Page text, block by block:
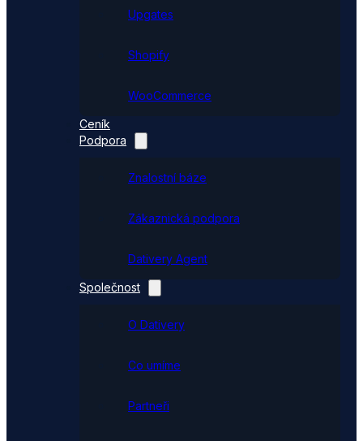
Upgates
Shopify
WooCommerce
Ceník
Podpora
Znalostní báze
Zákaznická podpora
Dativery Agent
Společnost
O Dativery
Co umíme
Partneři